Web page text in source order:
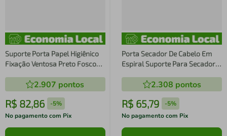
Suporte Porta Papel Higiênico
Fixação Ventosa Preto Fosco
2.907 pontos
R$ 82,86 -5%
No pagamento com Pix
Porta Secador De Cabelo Em
Espiral Suporte Para Secador
2.308 pontos
R$ 65,79 -5%
No pagamento com Pix